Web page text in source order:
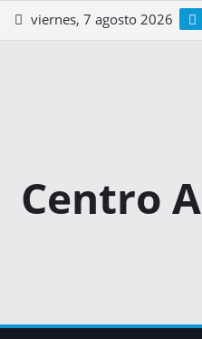
Saltar
al
viernes, 7 agosto 2026
Centro